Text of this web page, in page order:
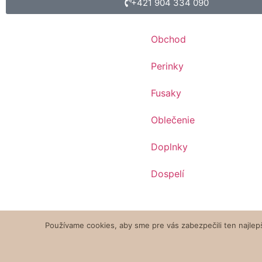
+421 904 334 090
Obchod
Perinky
Fusaky
Oblečenie
Doplnky
Dospelí
Používame cookies, aby sme pre vás zabezpečili ten